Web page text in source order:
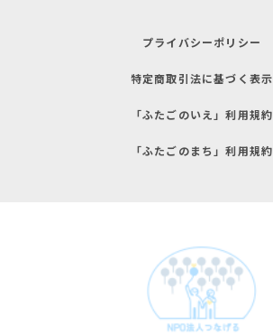
プライバシーポリシー
特定商取引法に基づく表示
「ふたごのいえ」利用規約
「ふたごのまち」利用規約